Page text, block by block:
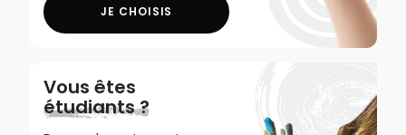
JE CHOISIS
Vous êtes
étudiants ?